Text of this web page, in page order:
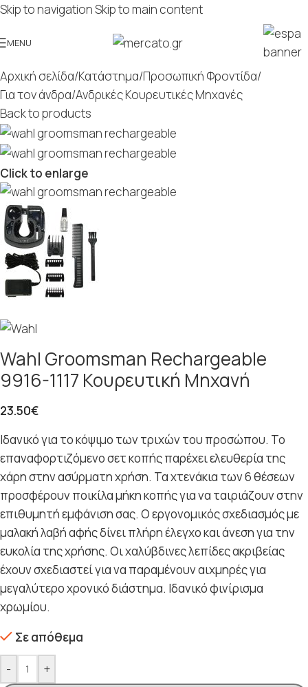
Skip to navigationSkip to main content
MENU
Αρχική σελίδα/Κατάστημα/Προσωπική Φροντίδα/
Για τον άνδρα/Ανδρικές Κουρευτικές Μηχανές
Back to products
Click to enlarge
Wahl Groomsman Rechargeable
9916-1117 Κουρευτική Μηχανή
23.50€
Ιδανικό για το κόψιμο των τριχών του προσώπου. Το
επαναφορτιζόμενο σετ κοπής παρέχει ελευθερία της
χάρη στην ασύρματη χρήση. Τα χτενάκια των 6 θέσεων
προσφέρουν ποικίλα μήκη κοπής για να ταιριάζουν στην
επιθυμητή εμφάνιση σας. Ο εργονομικός σχεδιασμός με
μαλακή λαβή αφής δίνει πλήρη έλεγχο και άνεση για την
ευκολία της χρήσης. Οι χαλύβδινες λεπίδες ακριβείας
έχουν σχεδιαστεί για να παραμένουν αιχμηρές για
μεγαλύτερο χρονικό διάστημα. Ιδανικό φινίρισμα
χρωμίου.
Σε απόθεμα
- +